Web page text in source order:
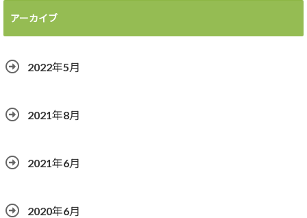
アーカイブ
2022年5月
2021年8月
2021年6月
2020年6月